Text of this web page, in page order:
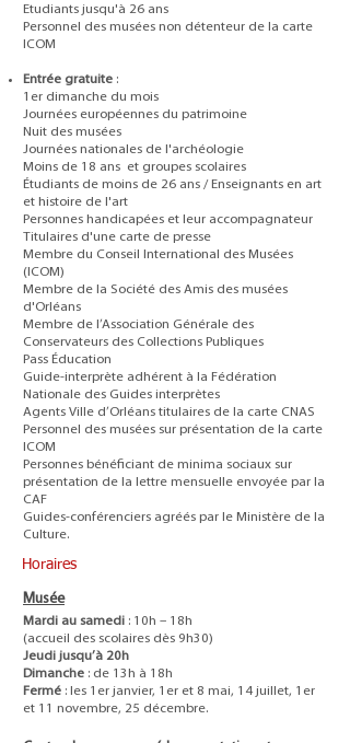
Etudiants jusqu'à 26 ans
Personnel des musées non détenteur de la carte
ICOM
Entrée gratuite :
1er dimanche du mois
Journées européennes du patrimoine
Nuit des musées
Journées nationales de l'archéologie
Moins de 18 ans et groupes scolaires
Étudiants de moins de 26 ans / Enseignants en art
et histoire de l'art
Personnes handicapées et leur accompagnateur
Titulaires d'une carte de presse
Membre du Conseil International des Musées
(ICOM)
Membre de la Société des Amis des musées
d'Orléans
Membre de l’Association Générale des
Conservateurs des Collections Publiques
Pass Éducation
Guide-interprète adhérent à la Fédération
Nationale des Guides interprètes
Agents Ville d’Orléans titulaires de la carte CNAS
Personnel des musées sur présentation de la carte
ICOM
Personnes bénéficiant de minima sociaux sur
présentation de la lettre mensuelle envoyée par la
CAF
Guides-conférenciers agréés par le Ministère de la
Culture.
Horaires
Musée
Mardi au samedi : 10h – 18h
(accueil des scolaires dès 9h30)
Jeudi jusqu’à 20h
Dimanche : de 13h à 18h
Fermé : les 1er janvier, 1er et 8 mai, 14 juillet, 1er
et 11 novembre, 25 décembre.